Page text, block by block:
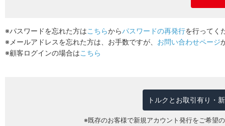
※パスワードを忘れた方はこちらからパスワードの再発行を行ってく
※メールアドレスを忘れた方は、お手数ですが、 お問い合わせページ
※顧客ログインの場合はこちら
トルクとお取引有り・
※既存のお客様で新規アカウント発行をご希望